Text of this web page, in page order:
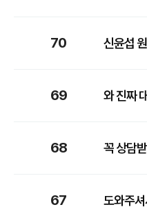
70 신윤섭
69 와 진짜
68 꼭 상담
67 도와주